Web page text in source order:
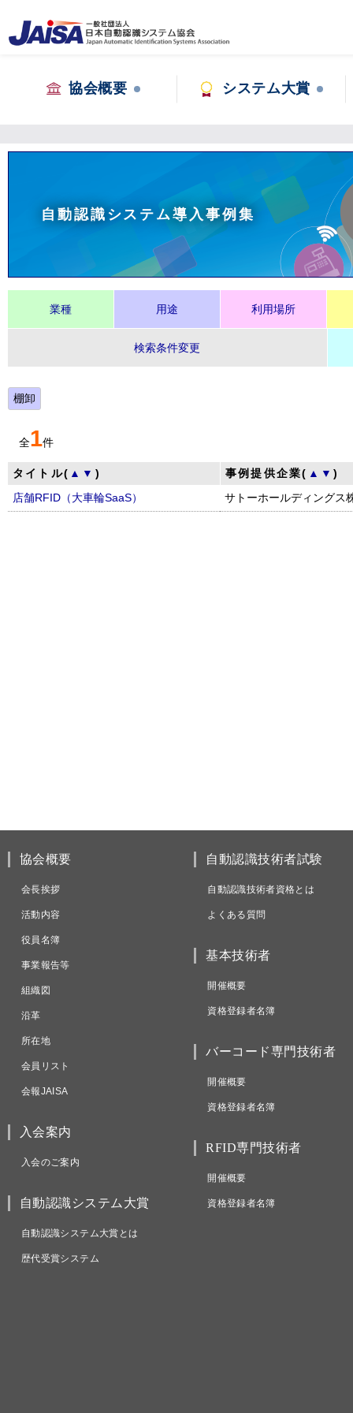
協会概要 システム大賞
自動認識システム導入事例集
業種 用途 利用場所
検索条件変更
棚卸
全1件
タイトル( ▲ ▼ ) 事例提供企業( ▲ ▼)
店舗RFID（大車輪SaaS）
サトーホールディングス
協会概要
会長挨拶
活動内容
役員名簿
事業報告等
組織図
沿革
所在地
会員リスト
会報JAISA
入会案内
入会のご案内
自動認識システム大賞
自動認識システム大賞とは
歴代受賞システム
自動認識技術者試験
自動認識技術者資格とは
よくある質問
基本技術者
開催概要
資格登録者名簿
バーコード専門技術者
開催概要
資格登録者名簿
RFID専門技術者
開催概要
資格登録者名簿